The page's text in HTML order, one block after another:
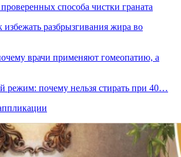
способа чистки граната
разбрызгивания жира во
врачи применяют гомеопатию, а
режим: почему нельзя стирать при 40…